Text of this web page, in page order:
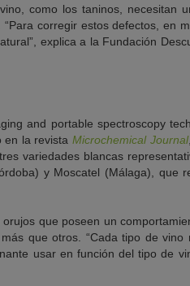
como los taninos, necesitan
corregir estos defectos, en
explica a la Fundación
and portable spectroscopy
en la revistaMicrochemical Journal
variedades blancas
y Moscatel (Málaga), que
que poseen un
que otros. “Cada tipo de vino
usar en función del tipo de